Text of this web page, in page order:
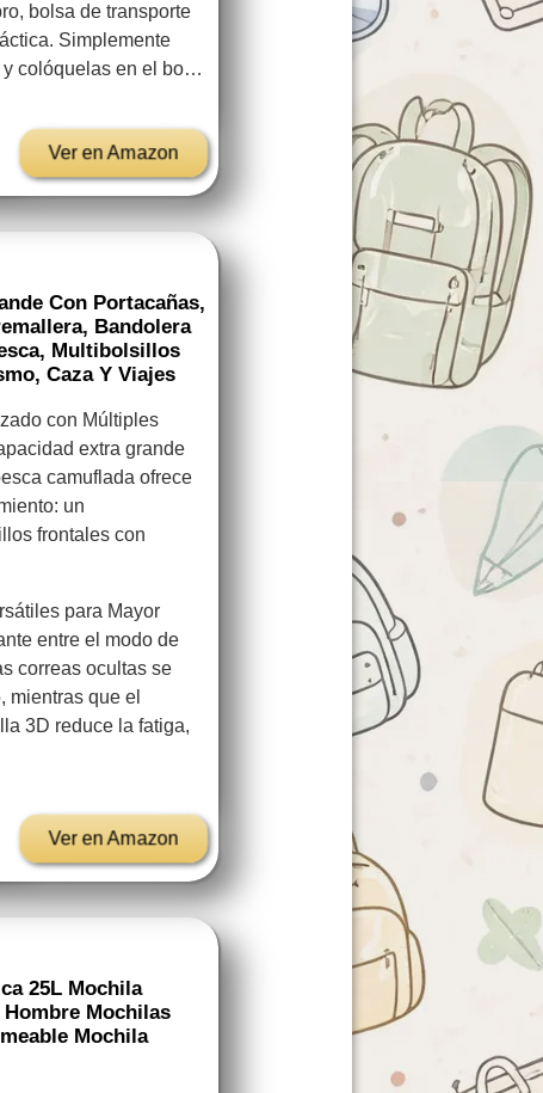
bolsa de transporte
Simplemente
y colóquelas en el bo…
Ver en Amazon
Con Portacañas,
Bandolera
Multibolsillos
Caza Y Viajes
con Múltiples
extra grande
camuflada ofrece
un
frontales con
para Mayor
entre el modo de
correas ocultas se
mientras que el
3D reduce la fatiga,
Ver en Amazon
25L Mochila
Mochilas
Mochila